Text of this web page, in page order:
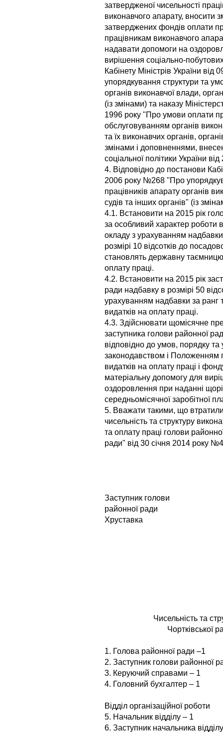
затвердженої чисельності
виконавчого апарату, вносити
затверджених фондів оплати
працівникам виконавчого
надавати допомоги на
вирішення соціально-
Кабінету Міністрів України
упорядкування структури та
органів виконавчої влади,
(із змінами) та наказу
1996 року "Про умови оплати
обслуговуванням органів
та їх виконавчих органів,
змінами і доповненнями,
соціальної політики України
4. Відповідно до постанови
2006 року №268 "Про
працівників апарату органів
судів та інших органів" (із
4.1. Встановити на 2015 рік
за особливий характер роботи
окладу з урахуванням
розмірі 10 відсотків до
становлять державну
оплату праці.
4.2. Встановити на 2015 рік
ради надбавку в розмірі 50
урахуванням надбавки за ранг
видатків на оплату праці.
4.3. Здійснювати щомісячне
заступника голови районної
відповідно до умов, порядку
законодавством і
видатків на оплату праці і
матеріальну допомогу для
оздоровлення при наданні
середньомісячної заробітної
5. Вважати такими, що
чисельність та структуру
та оплату праці голови
ради" від 30 січня 2014 року
Заступник голови
Хруставка
Чисельність та
Чортківської
1. Голова районної ради –1
2. Заступник голови районної
3. Керуючий справами – 1
4. Головний бухгалтер – 1
Відділ організаційної роботи
5. Начальник відділу – 1
6. Заступник начальника